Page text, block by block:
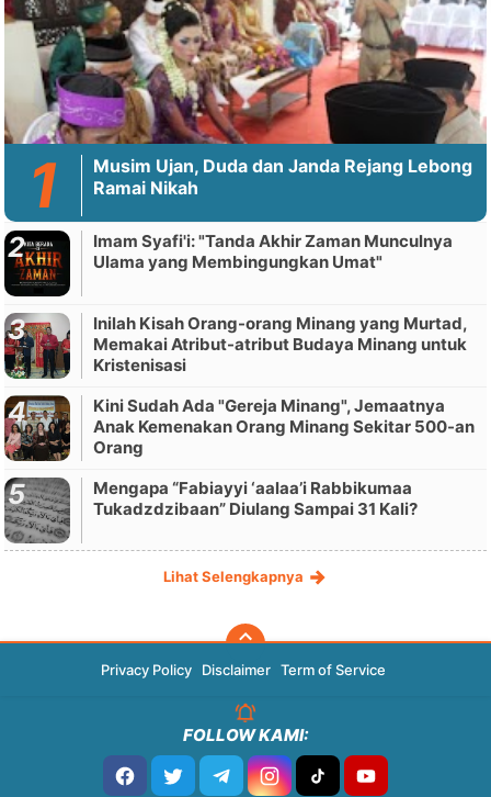
Musim Ujan, Duda dan Janda Rejang Lebong
Ramai Nikah
Imam Syafi'i: "Tanda Akhir Zaman Munculnya
Ulama yang Membingungkan Umat"
Inilah Kisah Orang-orang Minang yang Murtad,
Memakai Atribut-atribut Budaya Minang untuk
Kristenisasi
Kini Sudah Ada "Gereja Minang", Jemaatnya
Anak Kemenakan Orang Minang Sekitar 500-an
Orang
Mengapa “Fabiayyi ‘aalaa’i Rabbikumaa
Tukadzdzibaan” Diulang Sampai 31 Kali?
Lihat Selengkapnya
Privacy Policy Disclaimer Term of Service
FOLLOW KAMI: